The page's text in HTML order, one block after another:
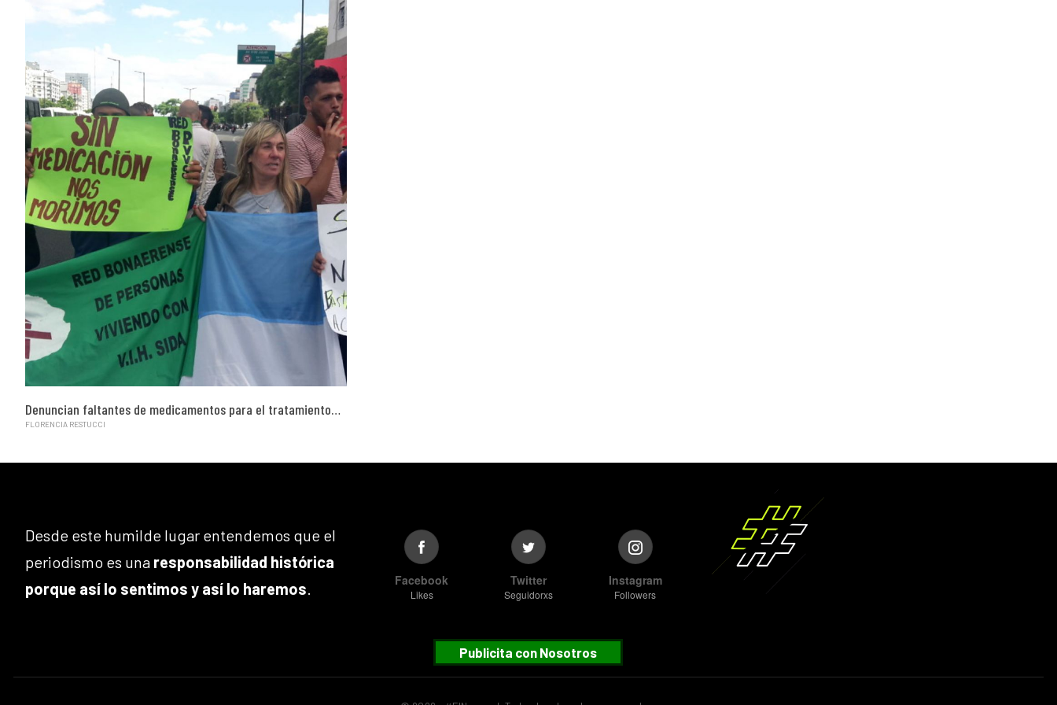
Denuncian faltantes de medicamentos para el tratamiento…
FLORENCIA RESTUCCI
Desde este humilde lugar entendemos que el
periodismo es una responsabilidad histórica
porque así lo sentimos y así lo haremos
Facebook
Likes
Twitter
Seguidorxs
Instagram
Followers
Publicita con Nosotros